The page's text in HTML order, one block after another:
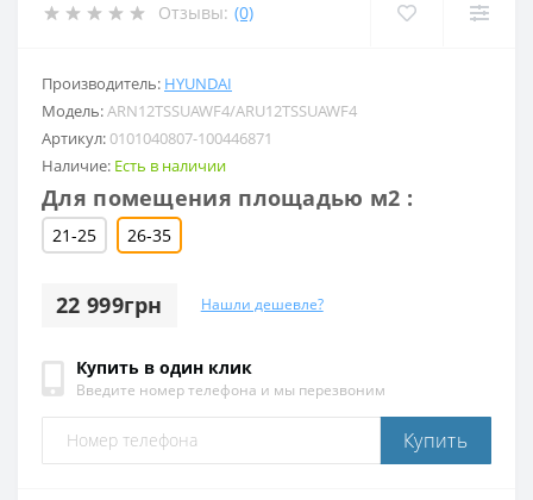
Отзывы: (0)
Производитель: HYUNDAI
Модель:ARN12TSSUAWF4/ARU12TSSUAWF4
Артикул:0101040807-100446871
Наличие: Есть в наличии
Для помещения площадью м2 :
21-25 26-35
22 999грн Нашли дешевле?
Купить в один клик
Введите номер телефона и мы перезвоним
Купить